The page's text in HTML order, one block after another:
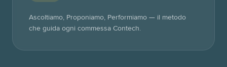
Ascoltiamo, Proponiamo, Performiamo — il metodo
che guida ogni commessa Contech.